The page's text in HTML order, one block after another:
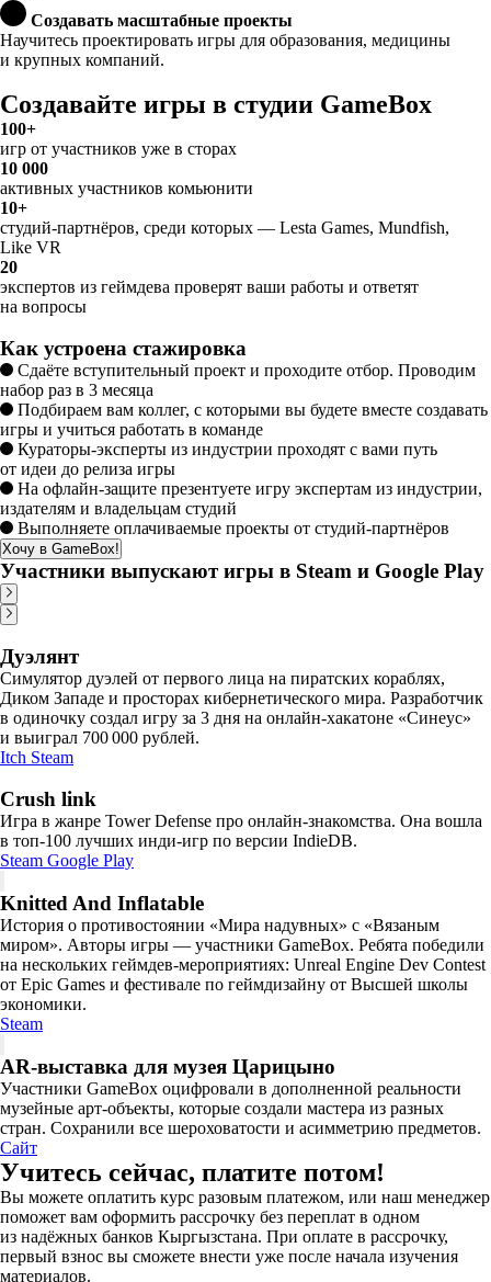
Создавать масштабные проекты
Научитесь проектировать игры для образования, медицины
и крупных компаний.
Создавайте игры в студии GameBox
100+
игр от участников уже в сторах
10 000
активных участников комьюнити
10+
студий-партнёров, среди которых — Lesta Games, Mundfish,
Like VR
20
экспертов из геймдева проверят ваши работы и ответят
на вопросы
Как устроена стажировка
Сдаёте вступительный проект и проходите отбор. Проводим
набор раз в 3 месяца
Подбираем вам коллег, с которыми вы будете вместе создавать
игры и учиться работать в команде
Кураторы-эксперты из индустрии проходят с вами путь
от идеи до релиза игры
На офлайн-защите презентуете игру экспертам из индустрии,
издателям и владельцам студий
Выполняете оплачиваемые проекты от студий-партнёров
Хочу в GameBox!
Участники выпускают игры в Steam и Google Play
Дуэлянт
Симулятор дуэлей от первого лица на пиратских кораблях,
Диком Западе и просторах кибернетического мира. Разработчик
в одиночку создал игру за 3 дня на онлайн-хакатоне «Синеус»
и выиграл 700 000 рублей.
Itch Steam
Crush link
Игра в жанре Tower Defense про онлайн-знакомства. Она вошла
в топ-100 лучших инди-игр по версии IndieDB.
Steam Google Play
Knitted And Inflatable
История о противостоянии «Мира надувных» с «Вязаным
миром». Авторы игры — участники GameBox. Ребята победили
на нескольких геймдев-мероприятиях: Unreal Engine Dev Contest
от Epic Games и фестивале по геймдизайну от Высшей школы
экономики.
Steam
AR-выставка для музея Царицыно
Участники GameBox оцифровали в дополненной реальности
музейные арт-объекты, которые создали мастера из разных
стран. Сохранили все шероховатости и асимметрию предметов.
Сайт
Учитесь сейчас, платите потом!
Вы можете оплатить курс разовым платежом, или наш менеджер
поможет вам оформить рассрочку без переплат в одном
из надёжных банков Кыргызстана. При оплате в рассрочку,
первый взнос вы сможете внести уже после начала изучения
материалов.